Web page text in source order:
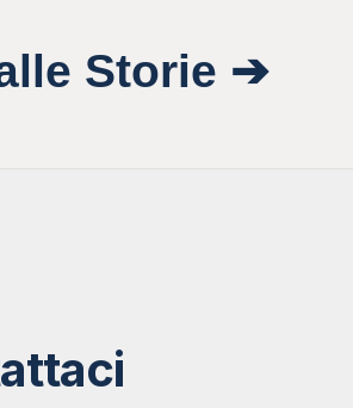
Storie ➔